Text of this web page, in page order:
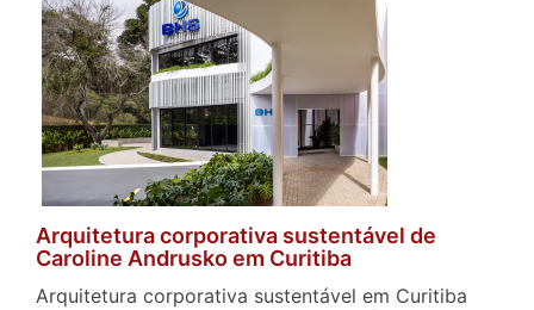
Arquitetura corporativa sustentável de
Caroline Andrusko em Curitiba
Arquitetura corporativa sustentável em Curitiba